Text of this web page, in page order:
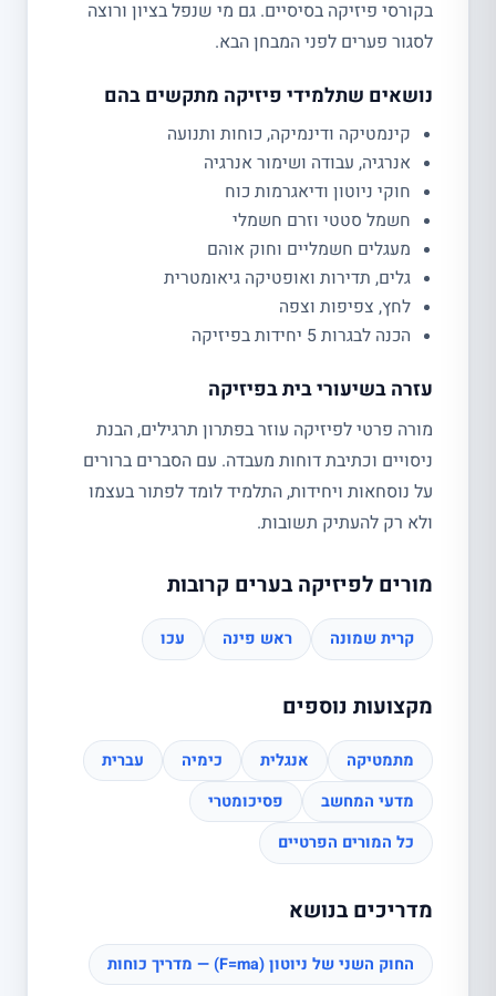
בקורסי פיזיקה בסיסיים. גם מי שנפל בציון ורוצה
לסגור פערים לפני המבחן הבא.
נושאים שתלמידי פיזיקה מתקשים בהם
קינמטיקה ודינמיקה, כוחות ותנועה
אנרגיה, עבודה ושימור אנרגיה
חוקי ניוטון ודיאגרמות כוח
חשמל סטטי וזרם חשמלי
מעגלים חשמליים וחוק אוהם
גלים, תדירות ואופטיקה גיאומטרית
לחץ, צפיפות וצפה
הכנה לבגרות 5 יחידות בפיזיקה
עזרה בשיעורי בית בפיזיקה
מורה פרטי לפיזיקה עוזר בפתרון תרגילים, הבנת
ניסויים וכתיבת דוחות מעבדה. עם הסברים ברורים
על נוסחאות ויחידות, התלמיד לומד לפתור בעצמו
ולא רק להעתיק תשובות.
מורים לפיזיקה בערים קרובות
קרית שמונה ראש פינה עכו
מקצועות נוספים
מתמטיקה אנגלית כימיה
עברית
מדעי המחשב
פסיכומטרי
כל המורים הפרטיים
מדריכים בנושא
החוק השני של ניוטון (F=ma) — מדריך כוחות